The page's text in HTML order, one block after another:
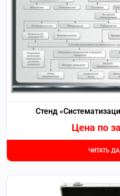
Стенд
Цена по
ЧИТАТЬ